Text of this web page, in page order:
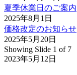
夏季休業日のご案内
2025年8月1日
価格改定のお知らせ
2025年5月20日
Showing Slide 1 of 7
2023年5月12日